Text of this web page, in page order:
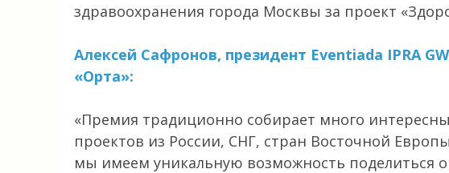
здравоохранения города Москвы за проект
Алексей Сафронов, президент Eventiada IPRA
«Орта»:
«Премия традиционно собирает много
проектов из России, СНГ, стран Восточной
мы имеем уникальную возможность поделиться